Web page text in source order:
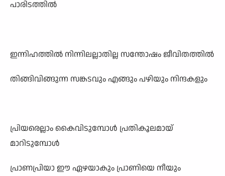
പാരിടത്തിൽ
ഇന്നിഹത്തിൽ നിന്നിലല്ലാതില്ല സന്തോഷം ജീവിതത്തിൽ
തിങ്ങിവിങ്ങുന്ന സങ്കടവും എങ്ങും പഴിയും നിന്ദകളും
പ്രിയരെല്ലാം കൈവിടുമ്പോൾ പ്രതികൂലമായ്
മാറിടുമ്പോൾ
പ്രാണപ്രിയാ ഈ ഏഴയാകും പ്രാണിയെ നീയും